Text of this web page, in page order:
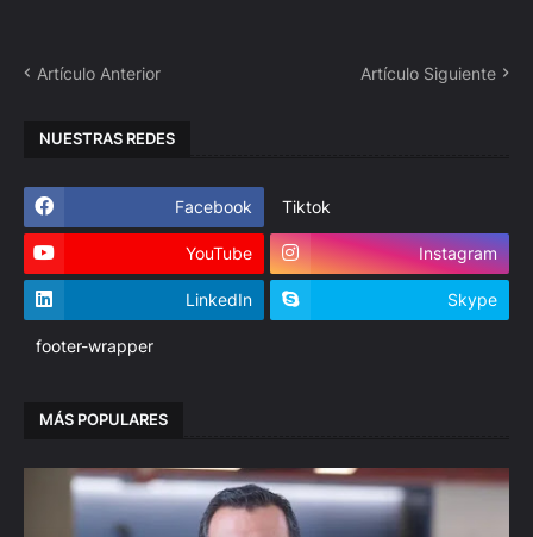
Artículo Anterior Artículo Siguiente
NUESTRAS REDES
Facebook Tiktok
YouTube Instagram
LinkedIn Skype
footer-wrapper
MÁS POPULARES